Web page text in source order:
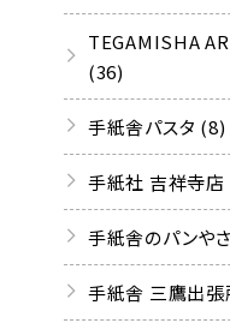
TEGAMISHA
(36)
手紙舎パスタ (8)
手紙社 吉祥寺店
手紙舎のパンや
手紙舎 三鷹出